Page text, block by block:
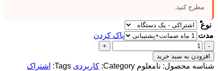
مطرح کنید.
نوع
مدت
پاک کردن
اکانت
پرمیوم
Chatpdf.com
افزودن به سبد خرید
شناسه محصول: نامعلوم Category: کاربردی Tags:
اشتراک